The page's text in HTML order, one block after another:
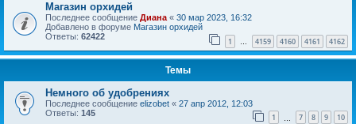
Магазин орхидей
Последнее сообщение Диана « 30 мар 2023, 16:32
Добавлено в форуме Магазин орхидей
Ответы: 62422 1 … 4159 4160 4161 4162
Темы
Немного об удобрениях
Последнее сообщение elizobet « 27 апр 2012, 12:03
Ответы: 145 1 7 8 9 10